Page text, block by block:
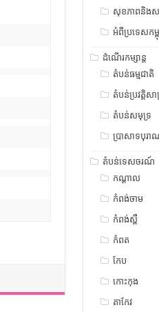
សុខភាពនិង
អំពីប្រទេសកម្
ដំណើរកម្សាន្ត
តំបន់ធម្មជាតិ
តំបន់ប្រវត្តិសា
តំបន់សមុទ្រ
ប្រាសាទបុរា
តំបន់ទេសចរណ៍
កណ្តាល
កំពង់ចាម
កំពង់ស្ពឺ
កំពត
កែប
កោះកុង
តាកែវ